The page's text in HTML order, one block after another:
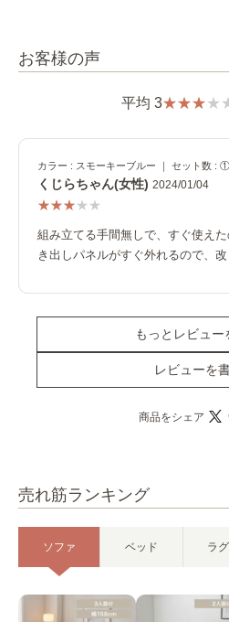
売れ筋ランキング
ソファ ベッド ラ
お客様の声
平均 3
カラー : スモーキーブルー ｜ セット数 :
くじらちゃん(女性) 2024/01/04
組み立てる手間無しで、すぐ使え
き出しパネルがすぐ外れるので、改
もっとレビュー
レビューを
商品をシェア